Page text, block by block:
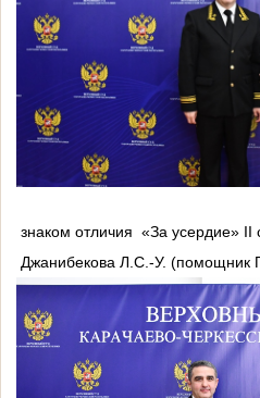
знаком отличия «За усердие» II
Джанибекова Л.С.-У. (помощник